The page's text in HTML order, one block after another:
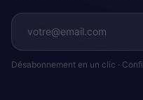
Désabonnement en un clic ·